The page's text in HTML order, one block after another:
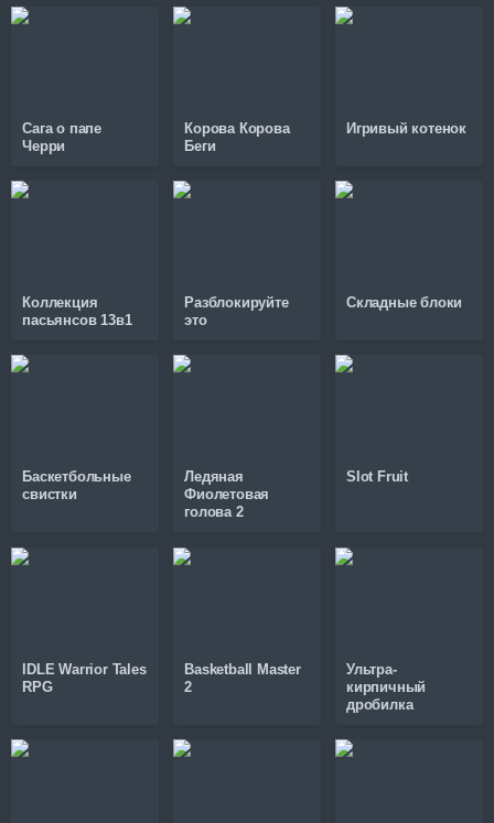
Сага о папе
Черри
Корова Корова
Беги
Игривый котенок
Коллекция
пасьянсов 13в1
Разблокируйте
это
Складные блоки
Баскетбольные
свистки
Ледяная
Фиолетовая
голова 2
Slot Fruit
IDLE Warrior Tales
RPG
Basketball Master
2
Ультра-
кирпичный
дробилка